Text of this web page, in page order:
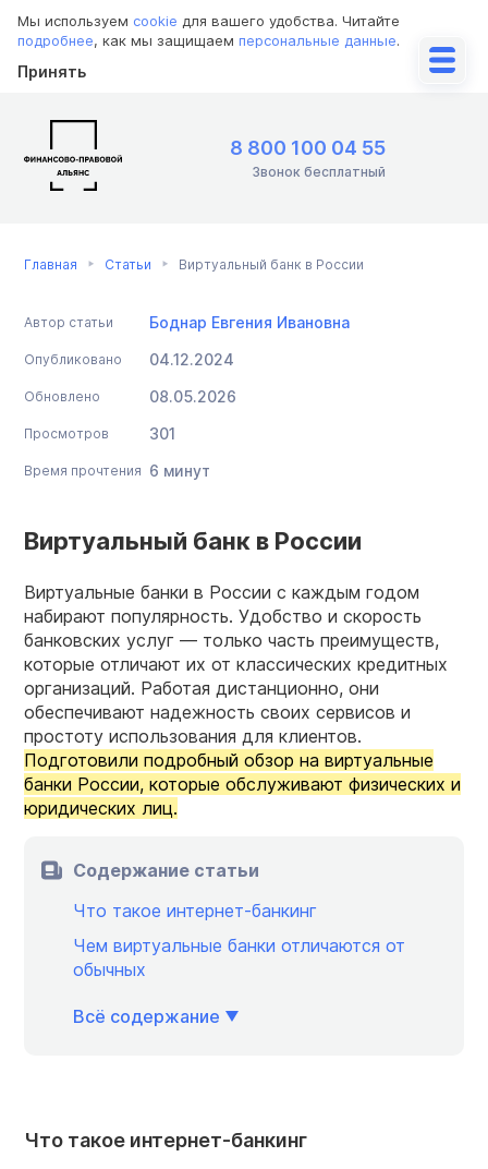
Мы используем cookie для вашего удобства. Читайте
подробнее, как мы защищаем персональные данные.
Принять
8 800 100 04 55
Звонок бесплатный
Главная Статьи Виртуальный банк в России
Автор статьи Боднар Евгения Ивановна
Опубликовано 04.12.2024
Обновлено 08.05.2026
Просмотров 301
Время прочтения 6 минут
Виртуальный банк в России
Виртуальные банки в России с каждым годом
набирают популярность. Удобство и скорость
банковских услуг — только часть преимуществ,
которые отличают их от классических кредитных
организаций. Работая дистанционно, они
обеспечивают надежность своих сервисов и
простоту использования для клиентов.
Подготовили подробный обзор на виртуальные
банки России, которые обслуживают физических и
юридических лиц.
Содержание статьи
Что такое интернет-банкинг
Чем виртуальные банки отличаются от
обычных
Всё содержание
Что такое интернет-банкинг